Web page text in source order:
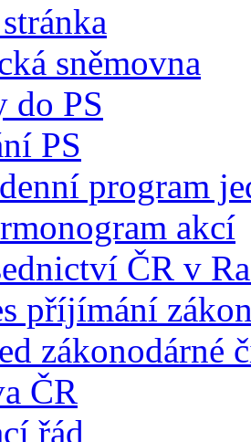
sněmovna
do PS
PS
program
akcí
ČR v
příjímání
zákonodárné
ČR
řád